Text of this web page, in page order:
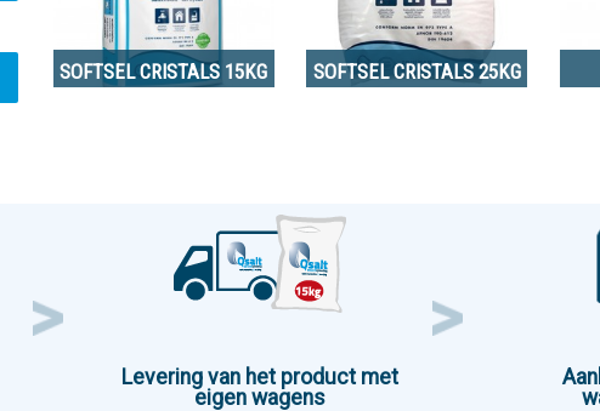
SOFTSEL CRISTALS 15KG SOFTSEL CRISTALS 25KG
Levering van het product met
eigen wagens